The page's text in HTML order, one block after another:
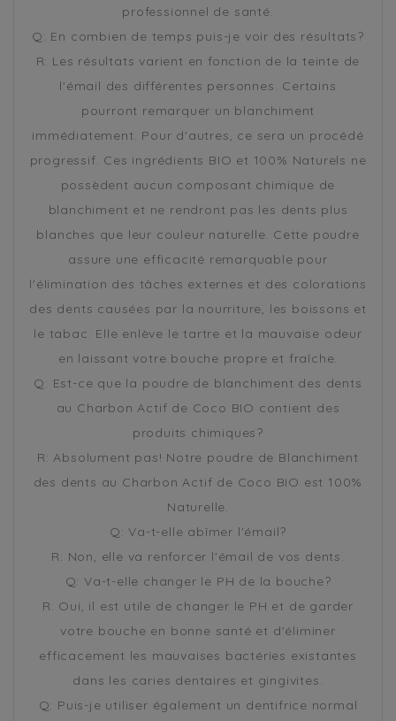
professionnel de santé.
Q: En combien de temps puis-je voir des résultats?
R: Les résultats varient en fonction de la teinte de
l'émail des différentes personnes. Certains
pourront remarquer un blanchiment
immédiatement. Pour d'autres, ce sera un procédé
progressif. Ces ingrédients BIO et 100% Naturels ne
possèdent aucun composant chimique de
blanchiment et ne rendront pas les dents plus
blanches que leur couleur naturelle. Cette poudre
assure une efficacité remarquable pour
l'élimination des tâches externes et des colorations
des dents causées par la nourriture, les boissons et
le tabac. Elle enlève le tartre et la mauvaise odeur
en laissant votre bouche propre et fraîche.
Q: Est-ce que la poudre de blanchiment des dents
au Charbon Actif de Coco BIO contient des
produits chimiques?
R: Absolument pas! Notre poudre de Blanchiment
des dents au Charbon Actif de Coco BIO est 100%
Naturelle.
Q: Va-t-elle abîmer l'émail?
R: Non, elle va renforcer l'émail de vos dents.
Q: Va-t-elle changer le PH de la bouche?
R: Oui, il est utile de changer le PH et de garder
votre bouche en bonne santé et d'éliminer
efficacement les mauvaises bactéries existantes
dans les caries dentaires et gingivites.
Q: Puis-je utiliser également un dentifrice normal